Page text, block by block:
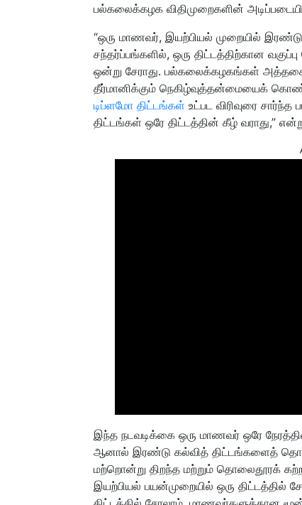
பல்கலைக்கழக விதிமுறைகளின்
“ஒரு மாணவர், இயற்பியல் முறையில்
சந்தர்ப்பங்களில், ஒரு திட்டத்திற்கான
ஒன்று சேராது. பல்கலைக்கழகங்கள்
தீர்மானிக்கும் நெகிழ்வுத்தன்மையைக்
டிப்ளமோ திட்டங்கள் உட்பட விரிவுரை சார்ந்த
திட்டங்கள் ஒரே திட்டத்தின் கீழ் வராது,”
இந்த நடவடிக்கை ஒரு மாணவர் ஒரே
ஆனால் இரண்டு கல்வித் திட்டங்களைத் தொடர
மற்றொன்று திறந்த மற்றும் தொலைதூரக்
இயற்பியல் பயன்முறையில் ஒரு திட்டத்தில்